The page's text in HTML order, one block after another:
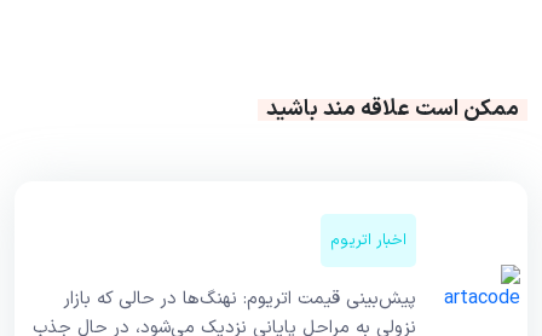
ممکن است علاقه مند باشید
اخبار اتریوم
پیش‌بینی قیمت اتریوم: نهنگ‌ها در حالی که بازار
نزولی به مراحل پایانی نزدیک می‌شود، در حال جذب